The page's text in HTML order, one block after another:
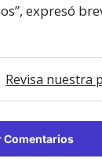
expresó
Revisa nuestra
Comentarios